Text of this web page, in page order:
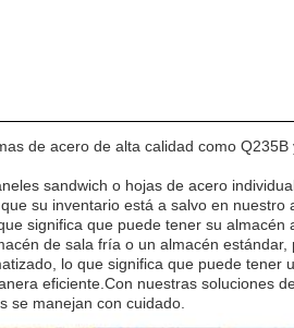
de acero de alta calidad como
sandwich o hojas de acero
su inventario está a salvo en nuestro
significa que puede tener su
de sala fría o un almacén estándar,
lo que significa que puede tener
eficiente.Con nuestras soluciones
se manejan con cuidado.